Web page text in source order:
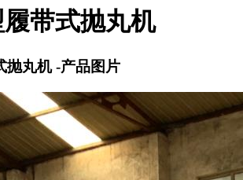
带式抛丸机
抛丸机 -产品图片